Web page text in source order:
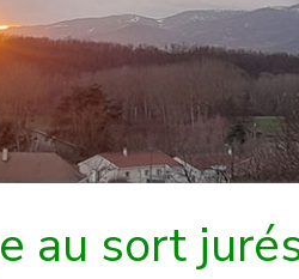
au sort